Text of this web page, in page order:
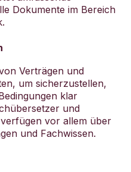
Dokumente im Bereich
Verträgen und
um sicherzustellen,
klar
und
vor allem über
und Fachwissen.